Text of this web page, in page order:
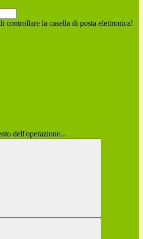
controllare la casella di posta elettronica!
dell'operazione...